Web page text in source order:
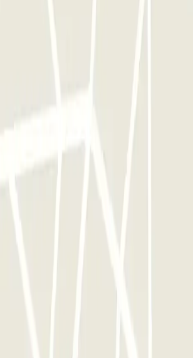
pode utilizar toda a rede de parques
operador disponível em Parclick.
pode entrar e sair do parque de
que quiser.
Marceau - ORT Montreuil